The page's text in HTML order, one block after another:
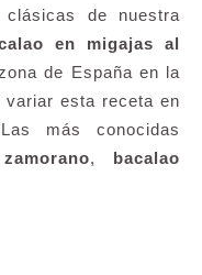
de nuestra
en migajas al
de España en la
variar esta receta en
más conocidas
, bacalao